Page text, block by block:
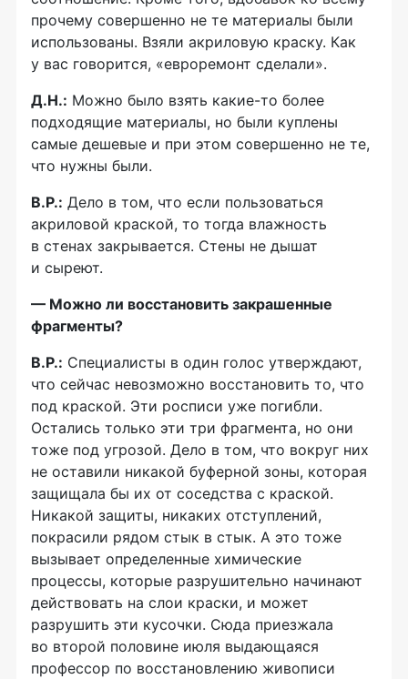
прочему совершенно не те материалы были
использованы. Взяли акриловую краску. Как
у вас говорится, «евроремонт сделали».
Д.Н.: Можно было взять какие-то более
подходящие материалы, но были куплены
самые дешевые и при этом совершенно не те,
что нужны были.
В.Р.: Дело в том, что если пользоваться
акриловой краской, то тогда влажность
в стенах закрывается. Стены не дышат
и сыреют.
— Можно ли восстановить закрашенные
фрагменты?
В.Р.: Специалисты в один голос утверждают,
что сейчас невозможно восстановить то, что
под краской. Эти росписи уже погибли.
Остались только эти три фрагмента, но они
тоже под угрозой. Дело в том, что вокруг них
не оставили никакой буферной зоны, которая
защищала бы их от соседства с краской.
Никакой защиты, никаких отступлений,
покрасили рядом стык в стык. А это тоже
вызывает определенные химические
процессы, которые разрушительно начинают
действовать на слои краски, и может
разрушить эти кусочки. Сюда приезжала
во второй половине июля выдающаяся
профессор по восстановлению живописи